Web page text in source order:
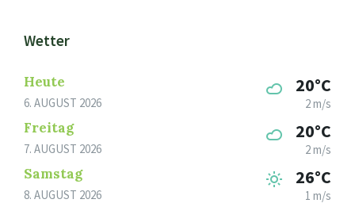
Wetter
Heute
6. AUGUST 2026
20°C
2 m/s
Freitag
7. AUGUST 2026
20°C
2 m/s
Samstag
8. AUGUST 2026
26°C
1 m/s